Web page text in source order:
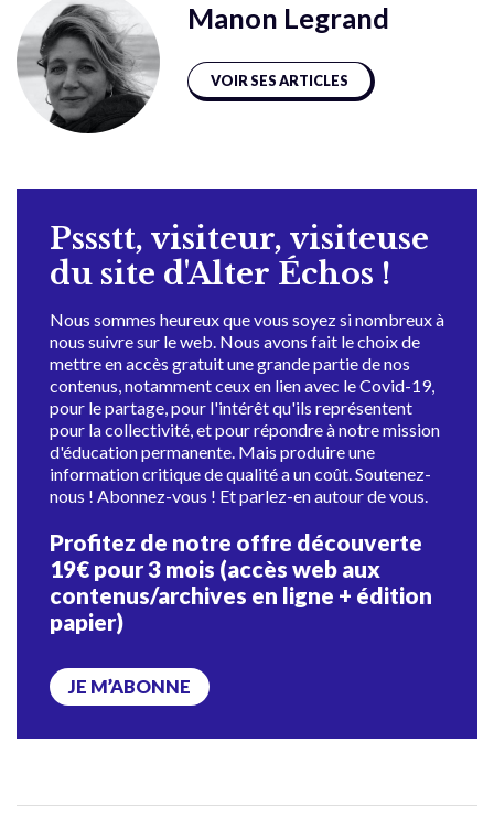
Manon Legrand
VOIR SES ARTICLES
Pssstt, visiteur, visiteuse
du site d'Alter Échos !
Nous sommes heureux que vous soyez si nombreux à
nous suivre sur le web. Nous avons fait le choix de
mettre en accès gratuit une grande partie de nos
contenus, notamment ceux en lien avec le Covid-19,
pour le partage, pour l'intérêt qu'ils représentent
pour la collectivité, et pour répondre à notre mission
d'éducation permanente. Mais produire une
information critique de qualité a un coût. Soutenez-
nous ! Abonnez-vous ! Et parlez-en autour de vous.
Profitez de notre offre découverte
19€ pour 3 mois (accès web aux
contenus/archives en ligne + édition
papier)
JE M’ABONNE